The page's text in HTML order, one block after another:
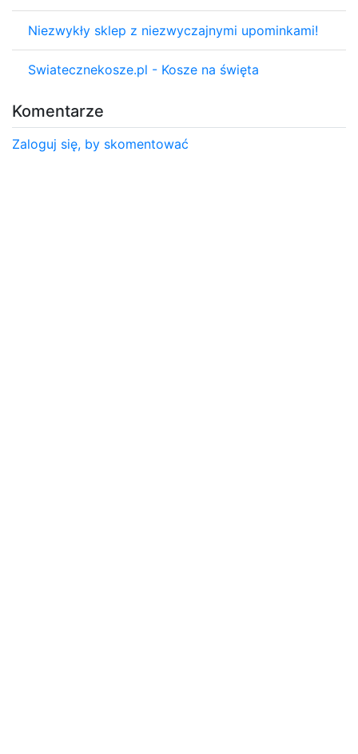
Niezwykły sklep z niezwyczajnymi upominkami!
Swiatecznekosze.pl - Kosze na święta
Komentarze
Zaloguj się, by skomentować